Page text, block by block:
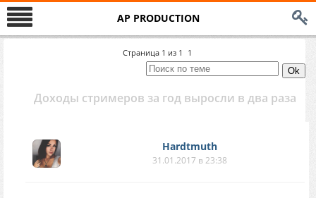
AP PRODUCTION
Страница 1 из 1 1
Доходы стримеров за год выросли в два раза
Hardtmuth
31.01.2017 в 23:38